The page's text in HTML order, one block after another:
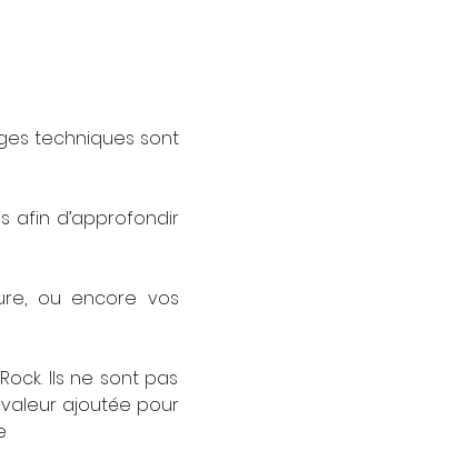
techniques sont
afin d’approfondir
ou encore vos
Ils ne sont pas
ajoutée pour